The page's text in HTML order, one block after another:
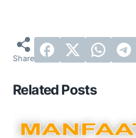
Related Posts